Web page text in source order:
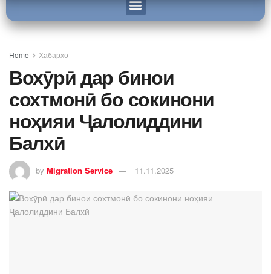
Home Хабархо
Вохӯрӣ дар бинои
сохтмонӣ бо сокинони
ноҳияи Ҷалолиддини
Балхӣ
by Migration Service 11.11.2025